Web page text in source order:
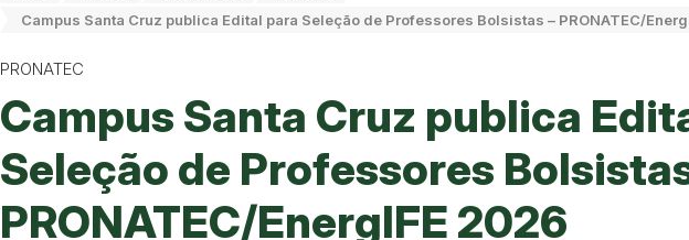
Campus Santa Cruz publica Edital para Seleção de Professores Bolsistas – PRONATEC/
PRONATEC
Campus Santa Cruz publica
Seleção de Professores
PRONATEC/EnergIFE 2026